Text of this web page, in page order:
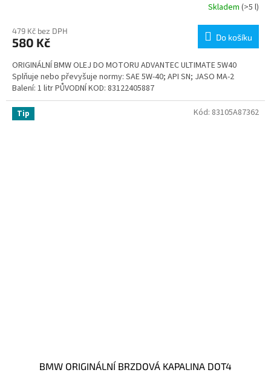
Skladem (>5 l)
479 Kč bez DPH
580 Kč Do košíku
ORIGINÁLNÍ BMW OLEJ DO MOTORU ADVANTEC ULTIMATE 5W40
Splňuje nebo převyšuje normy: SAE 5W-40; API SN; JASO MA-2
Balení: 1 litr PŮVODNÍ KOD: 83122405887
Tip
BMW ORIGINÁLNÍ BRZDOVÁ KAPALINA DOT4
Kód: 83105A87362